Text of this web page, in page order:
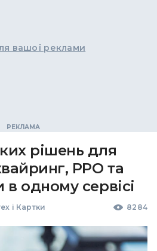
вашої реклами
рішень для
РРО та
в одному сервісі
і Картки 8284